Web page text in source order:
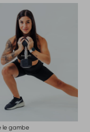
le gambe